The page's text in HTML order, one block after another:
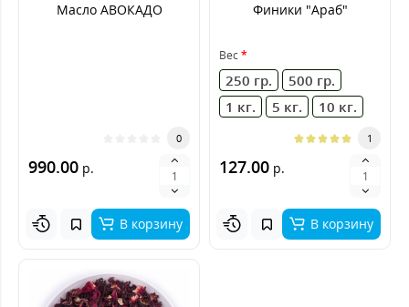
Масло АВОКАДО
0
990.00 р.
В корзину
Финики "Араб"
Вес
250 гр.
500 гр.
1 кг.
5 кг. 10 кг.
1
127.00 р.
В корзину